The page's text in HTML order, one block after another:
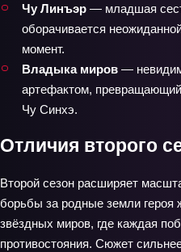
Чу Линъэр — младшая
оборачивается
момент.
Владыка миров —
артефактом,
Чу Синхэ.
Отличия второго
Второй сезон расширяет
борьбы за родные земли героя
звёздных миров, где каждая
противостояния. Сюжет